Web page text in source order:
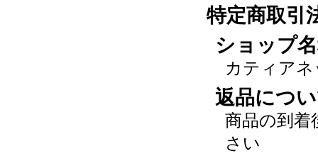
特定商取引
ショップ
カティア
返品につ
商品の到着
さい